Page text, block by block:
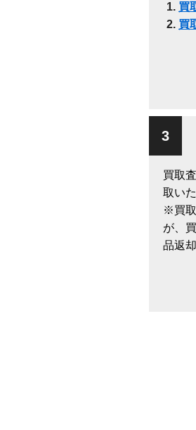
買
買
買取
取い
※買取
が、
品返